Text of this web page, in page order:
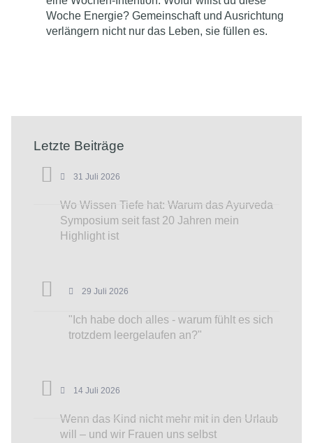
Woche Energie? Gemeinschaft und Ausrichtung
verlängern nicht nur das Leben, sie füllen es.
Letzte Beiträge
31 Juli 2026
Wo Wissen Tiefe hat: Warum das Ayurveda
Symposium seit fast 20 Jahren mein
Highlight ist
29 Juli 2026
"Ich habe doch alles - warum fühlt es sich
trotzdem leergelaufen an?"
14 Juli 2026
Wenn das Kind nicht mehr mit in den Urlaub
will – und wir Frauen uns selbst